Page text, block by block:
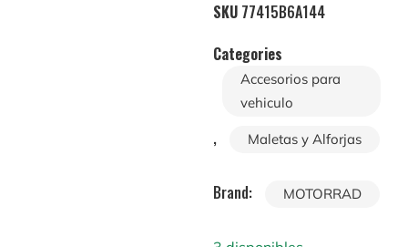
SKU 77415B6A144
Categories
Accesorios para
vehiculo
, Maletas y Alforjas
Brand: MOTORRAD